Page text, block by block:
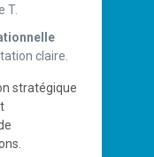
T.
claire.
stratégique